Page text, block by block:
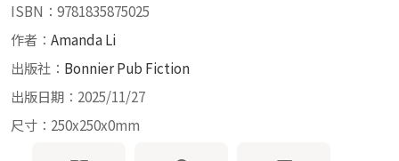
ISBN：9781835875025
作者： Amanda Li
出版社： Bonnier Pub Fiction
出版日期：2025/11/27
尺寸：250x250x0mm